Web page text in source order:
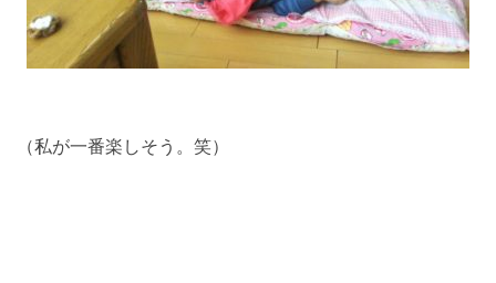
（私が一番楽しそう。笑）